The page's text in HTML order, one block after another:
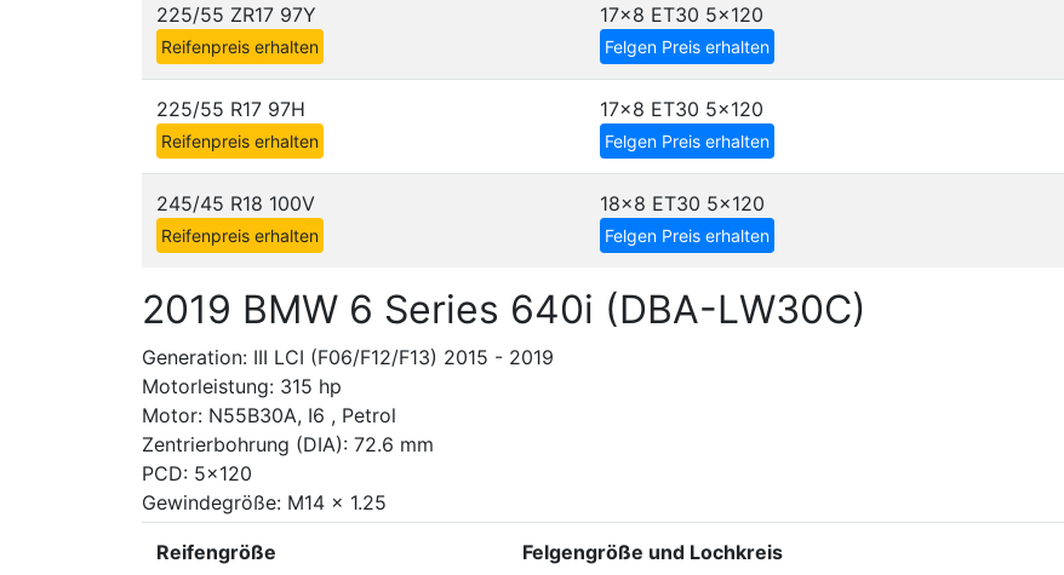
225/55 ZR17 97Y
Reifenpreis erhalten
17x8 ET30 5x120
Felgen Preis erhalten
225/55 R17 97H
Reifenpreis erhalten
17x8 ET30 5x120
Felgen Preis erhalten
245/45 R18 100V
Reifenpreis erhalten
18x8 ET30 5x120
Felgen Preis erhalten
2019 BMW 6 Series 640i (DBA-LW30C)
Generation: III LCI (F06/F12/F13) 2015 - 2019
Motorleistung: 315 hp
Motor: N55B30A, I6 , Petrol
Zentrierbohrung (DIA): 72.6 mm
PCD: 5x120
Gewindegröße: M14 x 1.25
Reifengröße Felgengröße und Lochkreis